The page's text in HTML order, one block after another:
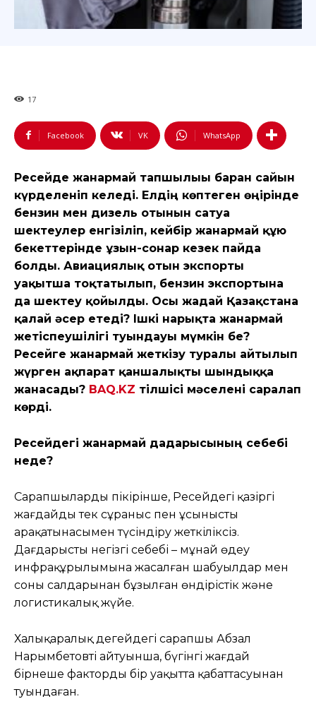
17
Facebook VK WhatsApp
Ресейде жанармай тапшылығы барған сайын
күрделеніп келеді. Елдің көптеген өңірінде
бензин мен дизель отынын сатуға
шектеулер енгізіліп, кейбір жанармай құю
бекеттерінде ұзын-сонар кезек пайда
болды. Авиациялық отын экспорты
уақытша тоқтатылып, бензин экспортына
да шектеу қойылды. Осы жағдай Қазақстанға
қалай әсер етеді? Ішкі нарықта жанармай
жетіспеушілігі туындауы мүмкін бе?
Ресейге жанармай жеткізу туралы айтылып
жүрген ақпарат қаншалықты шындыққа
жанасады? BAQ.KZ тілшісі мәселені саралап
көрді.
Ресейдегі жанармай дағдарысының себебі
неде?
Сарапшылардың пікірінше, Ресейдегі қазіргі
жағдайды тек сұраныс пен ұсыныстың
арақатынасымен түсіндіру жеткіліксіз.
Дағдарыстың негізгі себебі – мұнай өңдеу
инфрақұрылымына жасалған шабуылдар мен
соның салдарынан бұзылған өндірістік және
логистикалық жүйе.
Халықаралық деңгейдегі сарапшы Абзал
Нарымбетовтің айтуынша, бүгінгі жағдай
бірнеше фактордың бір уақытта қабаттасуынан
туындаған.